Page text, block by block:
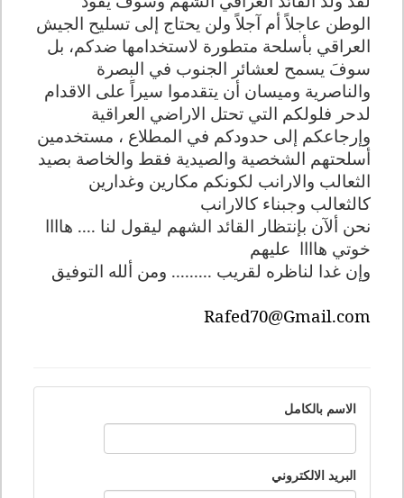
الوطن عاجلاً أم آجلاً ولن يحتاج إلى تسليح الجيش
العراقي بأسلحة متطورة لاستخدامها ضدكم، بل
سوفَ يسمح لعشائر الجنوب في البصرة
والناصرية وميسان أن يتقدموا سيراً على الاقدام
لدحر فلولكم التي تحتل الاراضي العراقية
وإرجاعكم إلى حدودكم في المطلاع ، مستخدمين
أسلحتهم الشخصية والصيدية فقط والخاصة بصيد
الثعالب والارانب لكونكم مكارين وغدارين
كالثعالب وجبناء كالارانب
نحن ألآن بإنتظار القائد الشهم ليقول لنا .... هاااا
خوتي هاااا عليهم
وإن غدا لناظره لقريب ......... ومن ألله التوفيق
Rafed70@Gmail.com
الاسم بالكامل
البريد الالكتروني